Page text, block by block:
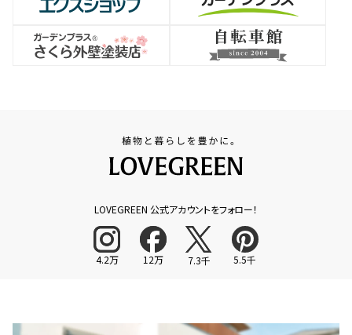
LOVEGREEN 公式アカウントをフォロー！
4.2万 12万 7.3千 5.5千